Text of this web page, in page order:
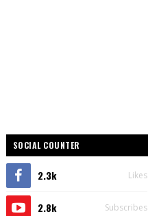
SOCIAL COUNTER
2.3k Likes
2.8k Subscribes